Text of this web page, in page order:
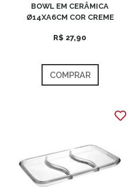
BOWL EM CERÂMICA
Ø14XA6CM COR CREME
R$ 27,90
COMPRAR